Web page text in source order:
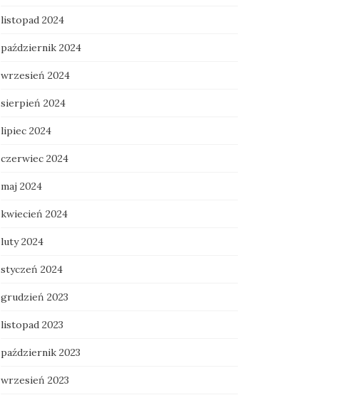
listopad 2024
październik 2024
wrzesień 2024
sierpień 2024
lipiec 2024
czerwiec 2024
maj 2024
kwiecień 2024
luty 2024
styczeń 2024
grudzień 2023
listopad 2023
październik 2023
wrzesień 2023